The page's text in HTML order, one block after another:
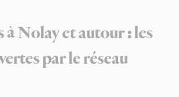
Nolay et autour : les
par le réseau